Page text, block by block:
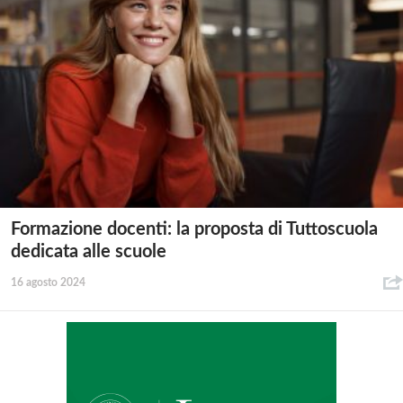
Formazione docenti: la proposta di Tuttoscuola
dedicata alle scuole
16 agosto 2024